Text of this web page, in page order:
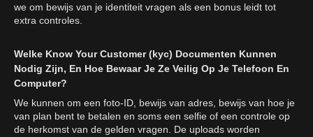
we om bewijs van je identiteit vragen als een bonus leidt tot
extra controles.
Welke Know Your Customer (kyc) Documenten Kunnen
Nodig Zijn, En Hoe Bewaar Je Ze Veilig Op Je Telefoon En
Computer?
We kunnen om een foto-ID, bewijs van adres, bewijs van hoe je
van plan bent te betalen en soms een selfie of een controle op
de herkomst van de gelden vragen. De uploads worden